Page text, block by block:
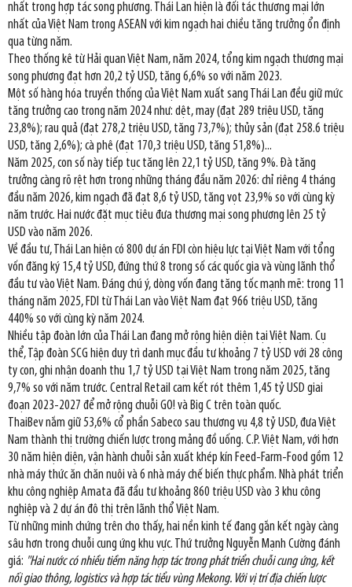
nhất trong hợp tác song phương. Thái Lan hiện là đối tác thương mại lớn
nhất của Việt Nam trong ASEAN với kim ngạch hai chiều tăng trưởng ổn định
qua từng năm.
Theo thống kê từ Hải quan Việt Nam, năm 2024, tổng kim ngạch thương mại
song phương đạt hơn 20,2 tỷ USD, tăng 6,6% so với năm 2023.
Một số hàng hóa truyền thống của Việt Nam xuất sang Thái Lan đều giữ mức
tăng trưởng cao trong năm 2024 như: dệt, may (đạt 289 triệu USD, tăng
23,8%); rau quả (đạt 278,2 triệu USD, tăng 73,7%); thủy sản (đạt 258.6 triệu
USD, tăng 2,6%); cà phê (đạt 170,3 triệu USD, tăng 51,8%)...
Năm 2025, con số này tiếp tục tăng lên 22,1 tỷ USD, tăng 9%. Đà tăng
trưởng càng rõ rệt hơn trong những tháng đầu năm 2026: chỉ riêng 4 tháng
đầu năm 2026, kim ngạch đã đạt 8,6 tỷ USD, tăng vọt 23,9% so với cùng kỳ
năm trước. Hai nước đặt mục tiêu đưa thương mại song phương lên 25 tỷ
USD vào năm 2026.
Về đầu tư, Thái Lan hiện có 800 dự án FDI còn hiệu lực tại Việt Nam với tổng
vốn đăng ký 15,4 tỷ USD, đứng thứ 8 trong số các quốc gia và vùng lãnh thổ
đầu tư vào Việt Nam. Đáng chú ý, dòng vốn đang tăng tốc mạnh mẽ: trong 11
tháng năm 2025, FDI từ Thái Lan vào Việt Nam đạt 966 triệu USD, tăng
440% so với cùng kỳ năm 2024.
Nhiều tập đoàn lớn của Thái Lan đang mở rộng hiện diện tại Việt Nam. Cụ
thể, Tập đoàn SCG hiện duy trì danh mục đầu tư khoảng 7 tỷ USD với 28 công
ty con, ghi nhận doanh thu 1,7 tỷ USD tại Việt Nam trong năm 2025, tăng
9,7% so với năm trước. Central Retail cam kết rót thêm 1,45 tỷ USD giai
đoạn 2023-2027 để mở rộng chuỗi GO! và Big C trên toàn quốc.
ThaiBev nắm giữ 53,6% cổ phần Sabeco sau thương vụ 4,8 tỷ USD, đưa Việt
Nam thành thị trường chiến lược trong mảng đồ uống. C.P. Việt Nam, với hơn
30 năm hiện diện, vận hành chuỗi sản xuất khép kín Feed-Farm-Food gồm 12
nhà máy thức ăn chăn nuôi và 6 nhà máy chế biến thực phẩm. Nhà phát triển
khu công nghiệp Amata đã đầu tư khoảng 860 triệu USD vào 3 khu công
nghiệp và 2 dự án đô thị trên lãnh thổ Việt Nam.
Từ những minh chứng trên cho thấy, hai nền kinh tế đang gắn kết ngày càng
sâu hơn trong chuỗi cung ứng khu vực. Thứ trưởng Nguyễn Mạnh Cường đánh
giá: "Hai nước có nhiều tiềm năng hợp tác trong phát triển chuỗi cung ứng, kết
nối giao thông, logistics và hợp tác tiểu vùng Mekong. Với vị trí địa chiến lược